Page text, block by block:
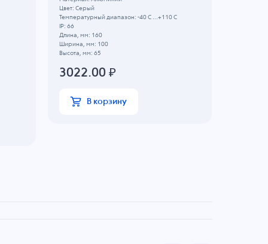
Цвет: Серый
Температурный диапазон: -40 C ...+110 C
IP: 66
Длина, мм: 160
Ширина, мм: 100
Высота, мм: 65
3022.00 ₽
В корзину